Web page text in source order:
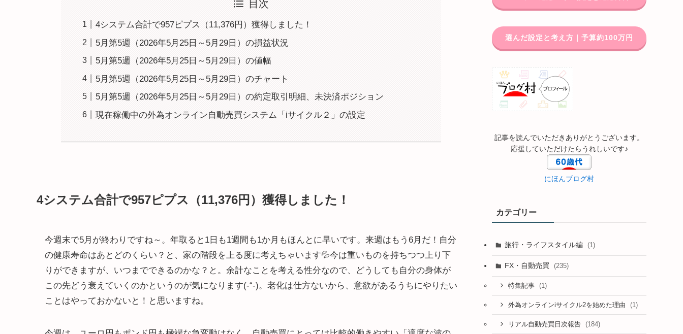
目次
4システム合計で957ピプス（11,376円）獲得しました！
5月第5週（2026年5月25日～5月29日）の損益状況
5月第5週（2026年5月25日～5月29日）の値幅
5月第5週（2026年5月25日～5月29日）のチャート
5月第5週（2026年5月25日～5月29日）の約定取引明細、未決済ポジション
現在稼働中の外為オンライン自動売買システム「iサイクル２」の設定
4システム合計で957ピプス（11,376円）獲得しました！
今週末で5月が終わりですね～。年取ると1日も1週間も1か月もほんとに早いです。来週はもう6月だ！自分
の健康寿命はあとどのくらい？と、家の階段を上る度に考えちゃいます💦今は重いものを持ちつつ上り下
りができますが、いつまでできるのかな？と。余計なことを考える性分なので、どうしても自分の身体が
この先どう衰えていくのかというのが気になります(-“-)。老化は仕方ないから、意欲があるうちにやりたい
ことはやっておかないと！と思いますね。
選んだ設定と考え方｜予算約100万円
記事を読んでいただきありがとうございます。
応援していただけたらうれしいです♪
にほんブログ村
カテゴリー
旅行・ライフスタイル編 (1)
FX・自動売買 (235)
特集記事 (1)
外為オンラインiサイクル2を始めた理由 (1)
リアル自動売買日次報告 (184)